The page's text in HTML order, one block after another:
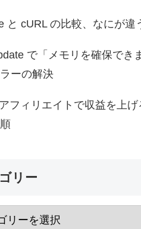
と cURL の比較、なにが違
で「メモリを確保でき
ーの解決
フィリエイトで収益を上げ
リー